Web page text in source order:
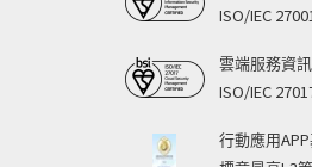
ISO/IEC
雲端服務資
ISO/IEC
行動應用